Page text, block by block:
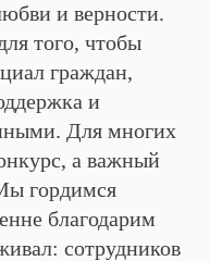
и верности.
того, чтобы
граждан,
и
Для многих
а важный
гордимся
благодарим
сотрудников